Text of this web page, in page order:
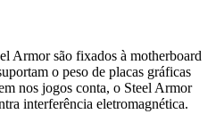
Armor são fixados à motherboard
o peso de placas gráficas
nos jogos conta, o Steel Armor
interferência eletromagnética.